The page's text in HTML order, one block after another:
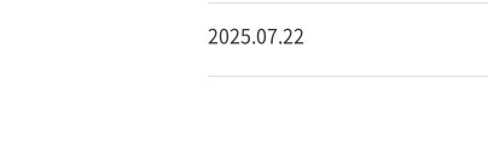
2025.07.22